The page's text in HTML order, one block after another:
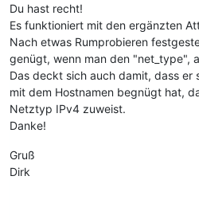
Du hast recht!
Es funktioniert mit den ergänzten
Nach etwas Rumprobieren
genügt, wenn man den "net_type",
Das deckt sich auch damit, dass er
mit dem Hostnamen begnügt hat,
Netztyp IPv4 zuweist.
Danke!
Gruß
Dirk